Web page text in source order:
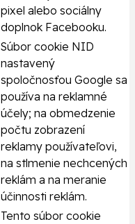
pixel alebo sociálny
doplnok Facebooku.
Súbor cookie NID
nastavený
spoločnosťou Google sa
používa na reklamné
účely; na obmedzenie
počtu zobrazení
reklamy používateľovi,
na stlmenie nechcených
reklám a na meranie
účinnosti reklám.
Tento súbor cookie